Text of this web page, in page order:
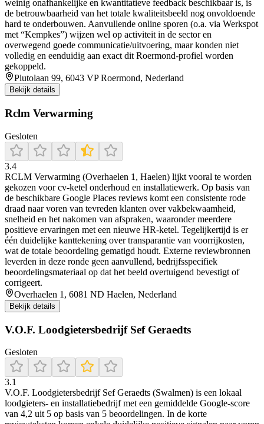
weinig onafhankelijke en kwantitatieve feedback beschikbaar is, is
de betrouwbaarheid van het totale kwaliteitsbeeld nog onvoldoende
hard te onderbouwen. Aanvullende online sporen (o.a. via Werkspot
met “Kempkes”) wijzen wel op activiteit in de sector en
overwegend goede communicatie/uitvoering, maar konden niet
volledig en eenduidig aan exact dit Roermond-profiel worden
gekoppeld.
Plutolaan 99, 6043 VP Roermond, Nederland
Bekijk details
Rclm Verwarming
Gesloten
3.4
RCLM Verwarming (Overhaelen 1, Haelen) lijkt vooral te worden
gekozen voor cv-ketel onderhoud en installatiewerk. Op basis van
de beschikbare Google Places reviews komt een consistente rode
draad naar voren van tevreden klanten over vakbekwaamheid,
snelheid en het nakomen van afspraken, waaronder meerdere
positieve ervaringen met een nieuwe HR-ketel. Tegelijkertijd is er
één duidelijke kanttekening over transparantie van voorrijkosten,
wat de totale beoordeling gematigd houdt. Externe reviewbronnen
leverden in deze ronde geen aanvullend, bedrijfsspecifiek
beoordelingsmateriaal op dat het beeld overtuigend bevestigt of
corrigeert.
Overhaelen 1, 6081 ND Haelen, Nederland
Bekijk details
V.O.F. Loodgietersbedrijf Sef Geraedts
Gesloten
3.1
V.O.F. Loodgietersbedrijf Sef Geraedts (Swalmen) is een lokaal
loodgieters- en installatiebedrijf met een gemiddelde Google-score
van 4,2 uit 5 op basis van 5 beoordelingen. In de korte